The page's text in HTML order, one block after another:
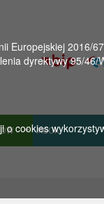
2016/
dyrektywy 95/
cookies
MGOK